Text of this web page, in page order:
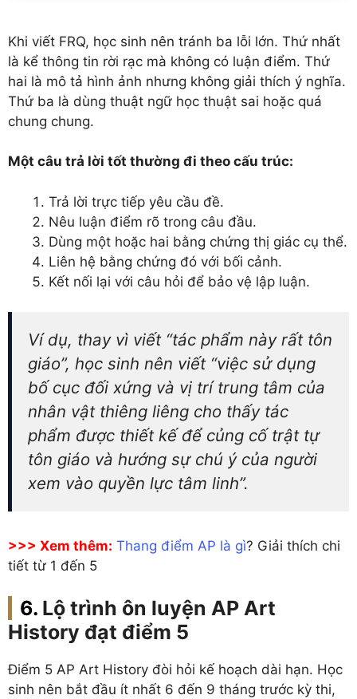
Khi viết FRQ, học sinh nên tránh ba lỗi lớn. Thứ nhất
là kể thông tin rời rạc mà không có luận điểm. Thứ
hai là mô tả hình ảnh nhưng không giải thích ý nghĩa.
Thứ ba là dùng thuật ngữ học thuật sai hoặc quá
chung chung.
Một câu trả lời tốt thường đi theo cấu trúc:
Trả lời trực tiếp yêu cầu đề.
Nêu luận điểm rõ trong câu đầu.
Dùng một hoặc hai bằng chứng thị giác cụ thể.
Liên hệ bằng chứng đó với bối cảnh.
Kết nối lại với câu hỏi để bảo vệ lập luận.
Ví dụ, thay vì viết “tác phẩm này rất tôn
giáo”, học sinh nên viết “việc sử dụng
bố cục đối xứng và vị trí trung tâm của
nhân vật thiêng liêng cho thấy tác
phẩm được thiết kế để củng cố trật tự
tôn giáo và hướng sự chú ý của người
xem vào quyền lực tâm linh”.
>>> Xem thêm: Thang điểm AP là gì? Giải thích chi
tiết từ 1 đến 5
Lộ trình ôn luyện AP Art
History đạt điểm 5
Điểm 5 AP Art History đòi hỏi kế hoạch dài hạn. Học
sinh nên bắt đầu ít nhất 6 đến 9 tháng trước kỳ thi,